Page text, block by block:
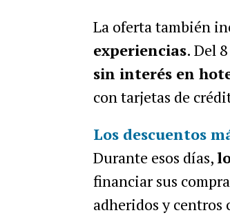
La oferta también
experiencias. Del
sin interés en
con tarjetas de
Los descuentos
Durante esos días,
financiar sus
adheridos y centros